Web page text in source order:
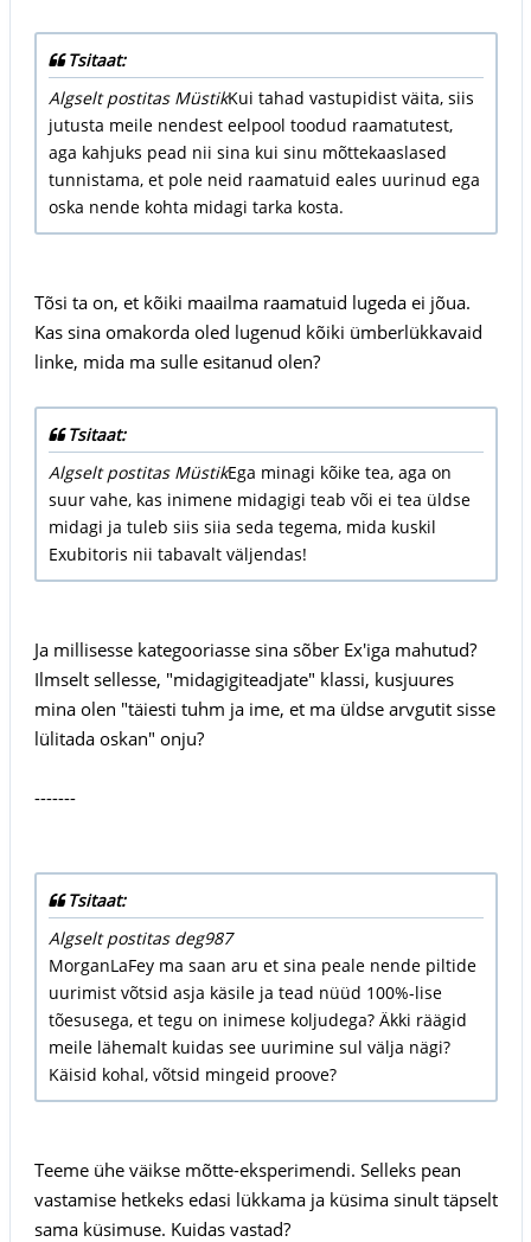
Tsitaat:
Algselt postitas MüstikKui tahad vastupidist väita, siis
jutusta meile nendest eelpool toodud raamatutest,
aga kahjuks pead nii sina kui sinu mõttekaaslased
tunnistama, et pole neid raamatuid eales uurinud ega
oska nende kohta midagi tarka kosta.
Tõsi ta on, et kõiki maailma raamatuid lugeda ei jõua.
Kas sina omakorda oled lugenud kõiki ümberlükkavaid
linke, mida ma sulle esitanud olen?
Tsitaat:
Algselt postitas MüstikEga minagi kõike tea, aga on
suur vahe, kas inimene midagigi teab või ei tea üldse
midagi ja tuleb siis siia seda tegema, mida kuskil
Exubitoris nii tabavalt väljendas!
Ja millisesse kategooriasse sina sõber Ex'iga mahutud?
Ilmselt sellesse, "midagigiteadjate" klassi, kusjuures
mina olen "täiesti tuhm ja ime, et ma üldse arvgutit sisse
lülitada oskan" onju?
-------
Tsitaat:
Algselt postitas deg987
MorganLaFey ma saan aru et sina peale nende piltide
uurimist võtsid asja käsile ja tead nüüd 100%-lise
tõesusega, et tegu on inimese koljudega? Äkki räägid
meile lähemalt kuidas see uurimine sul välja nägi?
Käisid kohal, võtsid mingeid proove?
Teeme ühe väikse mõtte-eksperimendi. Selleks pean
vastamise hetkeks edasi lükkama ja küsima sinult täpselt
sama küsimuse. Kuidas vastad?